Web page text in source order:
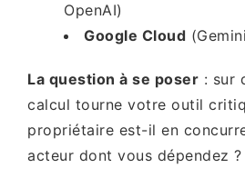
OpenAI)
Google Cloud
La question à se poser : sur
calcul tourne votre outil
propriétaire est-il en
acteur dont vous dépendez ?